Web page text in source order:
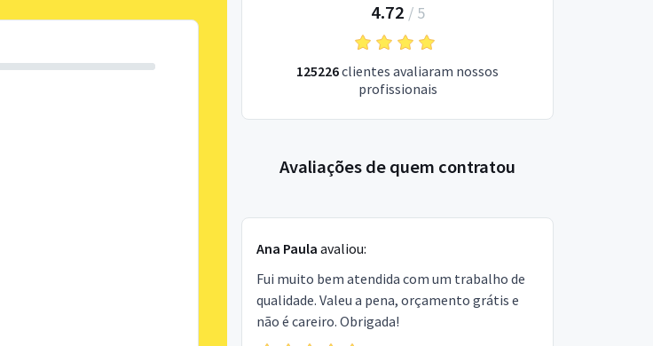
4.72 / 5
125226clientes avaliaram nossos
profissionais
Avaliações de quem contratou
Ana Paula avaliou:
Fui muito bem atendida com um trabalho de
qualidade. Valeu a pena, orçamento grátis e
não é careiro. Obrigada!